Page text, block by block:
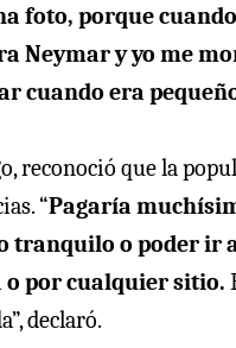
foto, porque
Neymar y yo me
cuando era
reconoció que la
“Pagaría
tranquilo o poder ir
o por cualquier sitio.
declaró.